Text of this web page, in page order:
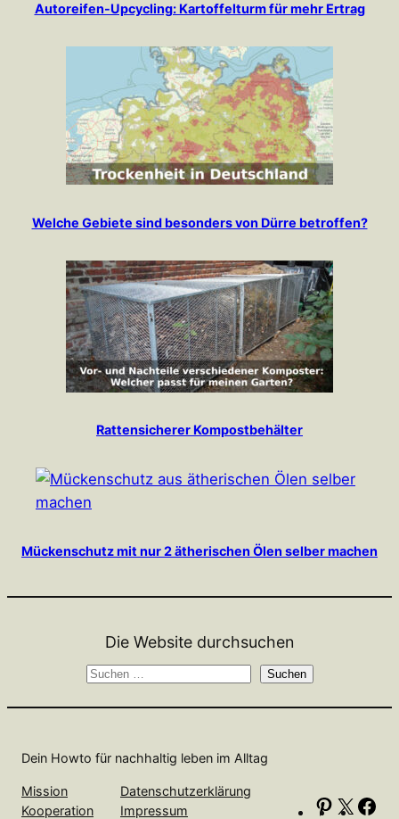
Autoreifen-Upcycling: Kartoffelturm für mehr Ertrag
Welche Gebiete sind besonders von Dürre betroffen?
Rattensicherer Kompostbehälter
Mückenschutz mit nur 2 ätherischen Ölen selber machen
Die Website durchsuchen
S
e
Suchen
Dein Howto für nachhaltig leben im Alltag
Mission
Kooperation
Datenschutzerklärung
Impressum
P
X